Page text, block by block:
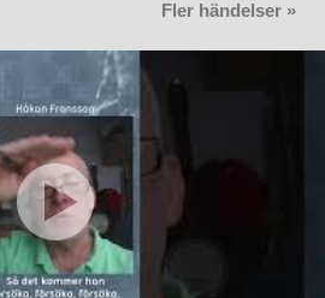
Fler händelser »